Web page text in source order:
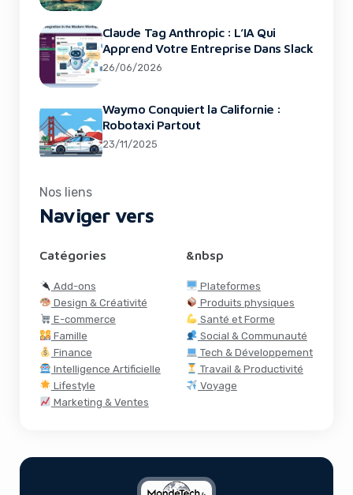
Claude Tag Anthropic : L’IA Qui
Apprend Votre Entreprise Dans Slack
26/06/2026
Waymo Conquiert la Californie :
Robotaxi Partout
23/11/2025
Nos liens
Naviger vers
Catégories
Add-ons
Design & Créativité
E-commerce
Famille
Finance
Intelligence Artificielle
Lifestyle
Marketing & Ventes
&nbsp
Plateformes
Produits physiques
Santé et Forme
Social & Communauté
Tech & Développement
Travail & Productivité
Voyage